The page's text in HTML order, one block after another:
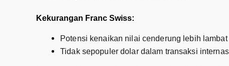
Kekurangan Franc Swiss:
Potensi kenaikan nilai cenderung lebih lambat
Tidak sepopuler dolar dalam transaksi